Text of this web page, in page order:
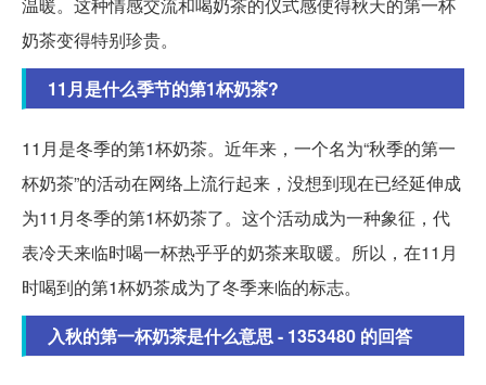
温暖。这种情感交流和喝奶茶的仪式感使得秋天的第一杯
奶茶变得特别珍贵。
11月是什么季节的第1杯奶茶?
11月是冬季的第1杯奶茶。近年来，一个名为“秋季的第一
杯奶茶”的活动在网络上流行起来，没想到现在已经延伸成
为11月冬季的第1杯奶茶了。这个活动成为一种象征，代
表冷天来临时喝一杯热乎乎的奶茶来取暖。所以，在11月
时喝到的第1杯奶茶成为了冬季来临的标志。
入秋的第一杯奶茶是什么意思 - 1353480 的回答